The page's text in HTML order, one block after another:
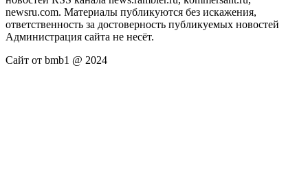
newsru.com. Материалы публикуются без искажения,
ответственность за достоверность публикуемых новостей
Администрация сайта не несёт.
Сайт от bmb1 @ 2024